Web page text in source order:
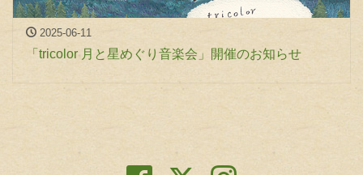
2025-06-11
「tricolor 月と星めぐり音楽会」開催のお知らせ